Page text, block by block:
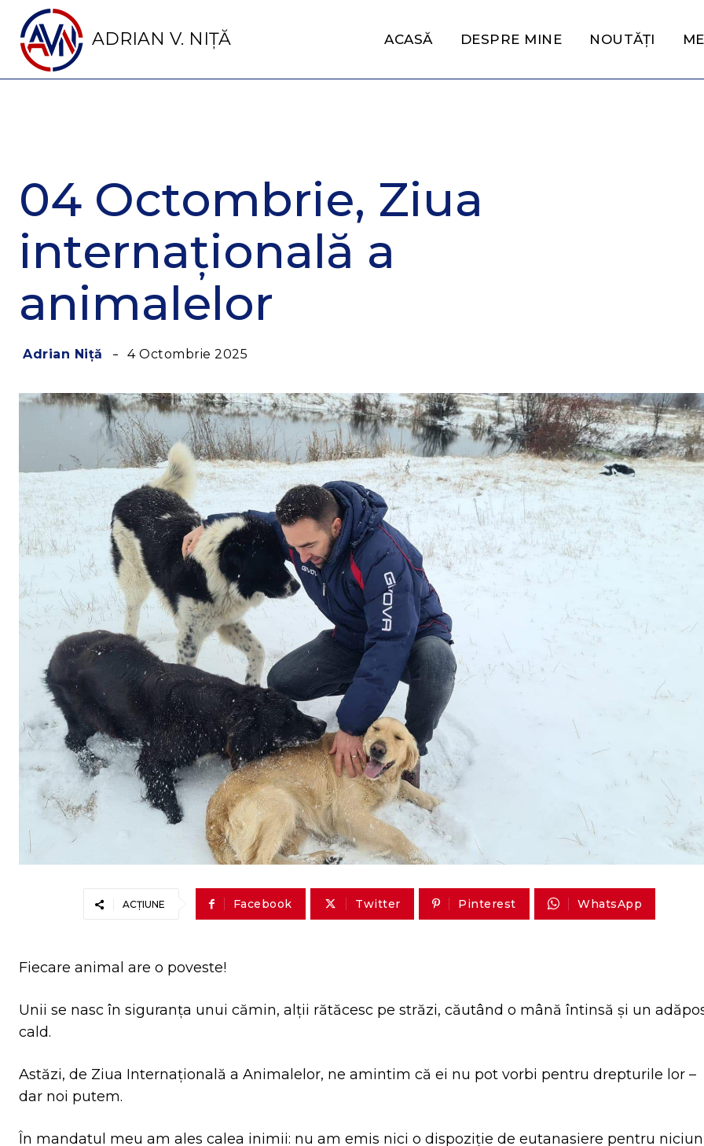
ADRIAN V. NIȚĂ ACASĂ DESPRE MINE NOUTĂȚI
04 Octombrie, Ziua
internaţională a
animalelor
Adrian Niță 4 Octombrie 2025
ACȚIUNE Facebook Twitter Pinterest WhatsApp
Fiecare animal are o poveste!
Unii se nasc în siguranța unui cămin, alții rătăcesc pe străzi, căutând o mână întinsă și un
cald.
Astăzi, de Ziua Internațională a Animalelor, ne amintim că ei nu pot vorbi pentru drepturile lor –
dar noi putem.
În mandatul meu am ales calea inimii: nu am emis nici o dispoziție de eutanasiere pentru niciun